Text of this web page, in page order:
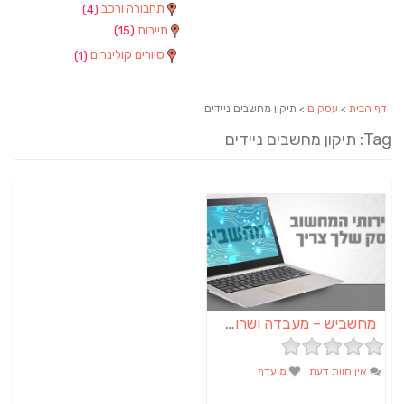
תחבורה ורכב (4)
תיירות (15)
סיורים קולינרים (1)
דף הבית > עסקים > תיקון מחשבים ניידים
Tag: תיקון מחשבים ניידים
מחשביש – מעבדה ושרות למחשבים ורשתות באשכול ובדרום
אין חוות דעת מועדף